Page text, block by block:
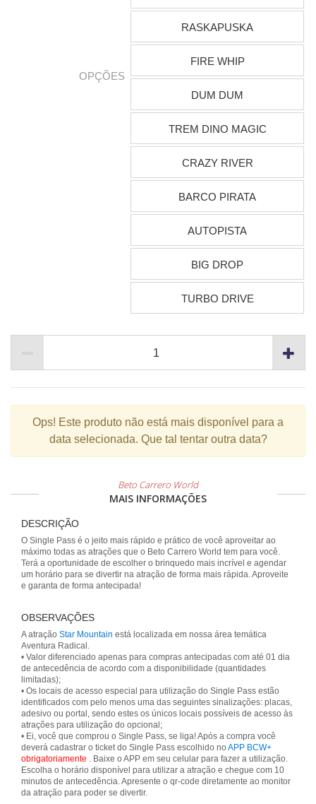
OPÇÕES
RASKAPUSKA
FIRE WHIP
DUM DUM
TREM DINO MAGIC
CRAZY RIVER
BARCO PIRATA
AUTOPISTA
BIG DROP
TURBO DRIVE
Ops! Este produto não está mais disponível para a
data selecionada. Que tal tentar outra data?
Beto Carrero World
MAIS INFORMAÇÕES
DESCRIÇÃO
O Single Pass é o jeito mais rápido e prático de você aproveitar ao
máximo todas as atrações que o Beto Carrero World tem para você.
Terá a oportunidade de escolher o brinquedo mais incrível e agendar
um horário para se divertir na atração de forma mais rápida. Aproveite
e garanta de forma antecipada!
OBSERVAÇÕES
A atração Star Mountain está localizada em nossa área temática
Aventura Radical.
• Valor diferenciado apenas para compras antecipadas com até 01 dia
de antecedência de acordo com a disponibilidade (quantidades
limitadas);
• Os locais de acesso especial para utilização do Single Pass estão
identificados com pelo menos uma das seguintes sinalizações: placas,
adesivo ou portal, sendo estes os únicos locais possíveis de acesso às
atrações para utilização do opcional;
• Ei, você que comprou o Single Pass, se liga! Após a compra você
deverá cadastrar o ticket do Single Pass escolhido no APP BCW+
obrigatoriamente . Baixe o APP em seu celular para fazer a utilização.
Escolha o horário disponível para utilizar a atração e chegue com 10
minutos de antecedência. Apresente o qr-code diretamente ao monitor
da atração para poder se divertir.